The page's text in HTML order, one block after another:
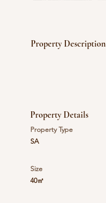
Property Description
Property Details
Property Type
SA
Size
40㎡